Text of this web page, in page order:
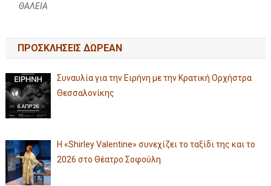
ΘΑΛΕΙΑ
ΠΡΟΣΚΛΗΣΕΙΣ ΔΩΡΕΑΝ
Συναυλία για την Ειρήνη με την Κρατική Ορχήστρα
Θεσσαλονίκης
Η «Shirley Valentine» συνεχίζει το ταξίδι της και το
2026 στο Θέατρο Σοφούλη